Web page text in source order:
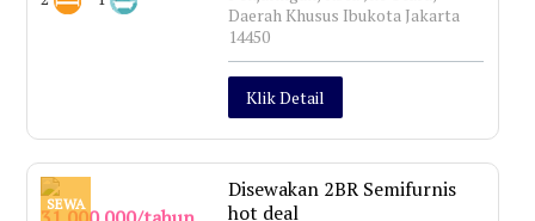
Daerah Khusus Ibukota Jakarta
14450
Klik Detail
SEWA
Disewakan 2BR Semifurnis
hot deal